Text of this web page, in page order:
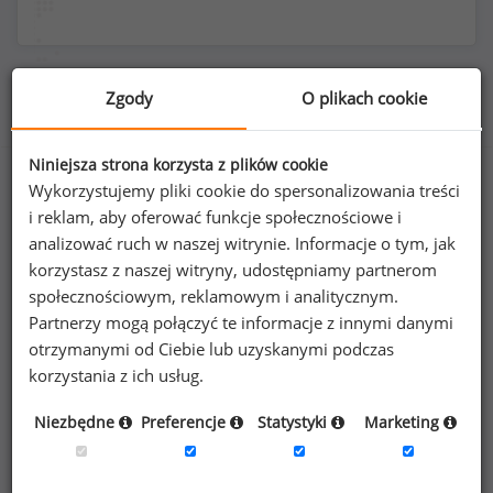
Rozkład płci na stanowisku technik elektronik
2%
Kobiety
3
98%
Mężczyźni
Zgody O plikach cookie
Niniejsza strona korzysta z plików cookie
Wykorzystujemy pliki cookie do spersonalizowania treści
i reklam, aby oferować funkcje społecznościowe i
analizować ruch w naszej witrynie. Informacje o tym, jak
korzystasz z naszej witryny, udostępniamy partnerom
społecznościowym, reklamowym i analitycznym.
Partnerzy mogą połączyć te informacje z innymi danymi
otrzymanymi od Ciebie lub uzyskanymi podczas
korzystania z ich usług.
Niezbędne Preferencje Statystyki Marketing